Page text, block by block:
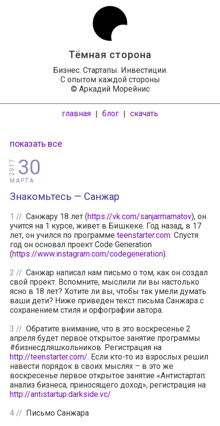
Тёмная сторона
Бизнес. Стартапы. Инвестиции.
С опытом каждой стороны
© Аркадий Морейнис
главная | блог | скачать
показать все
30
МАРТА
2017
Знакомьтесь — Санжар
1 Санжару 18 лет (https://vk.com/sanjarmamatov), он
учится на 1 курсе, живет в Бишкеке. Год назад, в 17
лет, он учился по программе teenstarter.com. Спустя
год он основал проект Code Generation
(https://www.instagram.com/codegeneration).
2
Санжар написал нам письмо о том, как он создал
свой проект. Вспомните, мыслили ли вы настолько
ясно в 18 лет? Хотите ли вы, чтобы так умели думать
ваши дети? Ниже приведен текст письма Санжара с
сохранением стиля и орфографии автора.
3
Обратите внимание, что в это воскресенье 2
апреля будет первое открытое занятие программы
#бизнесдляшкольников. Регистрация на
http://teenstarter.com/. Если кто-то из взрослых решил
навести порядок в своих мыслях – в это же
воскресенье первое открытое занятие «Антистартап:
анализ бизнеса, приносящего доход», регистрация на
http://antistartup.darkside.vc/
4
Письмо Санжара